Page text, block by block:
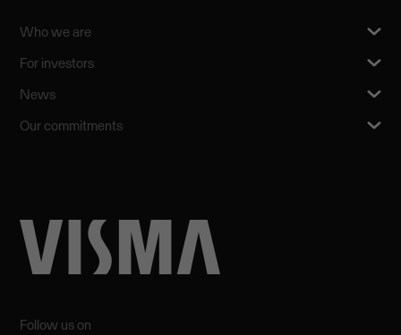
Follow us on
Who we are
For investors
News
Our commitments